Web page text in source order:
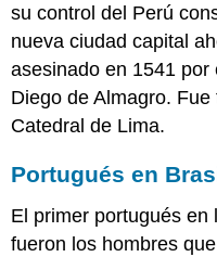
su control del Perú
nueva ciudad capital
asesinado en 1541
Diego de Almagro.
Catedral de Lima.
Portugués en
El primer portugués
fueron los hombres